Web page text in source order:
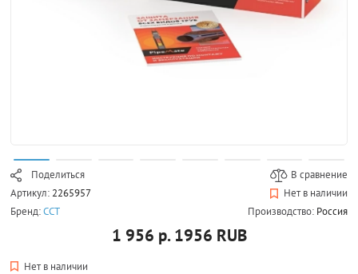
Поделиться
В сравнение
Артикул: 2265957
Нет в наличии
Бренд:ССТ Производство: Россия
1 956 р. 1956 RUB
Нет в наличии